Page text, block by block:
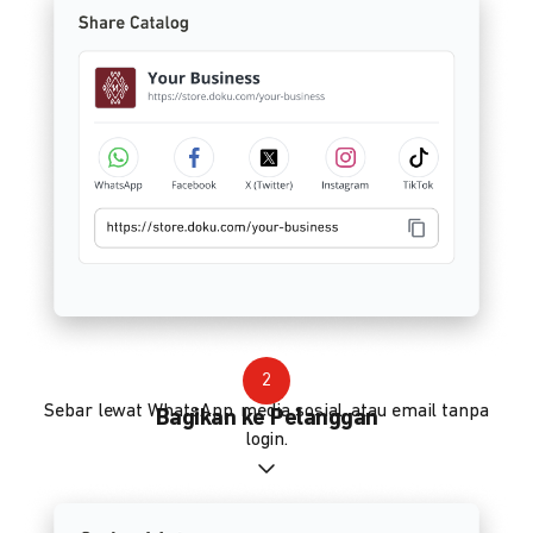
2
Bagikan ke Pelanggan
Sebar lewat WhatsApp, media sosial, atau email tanpa
login.